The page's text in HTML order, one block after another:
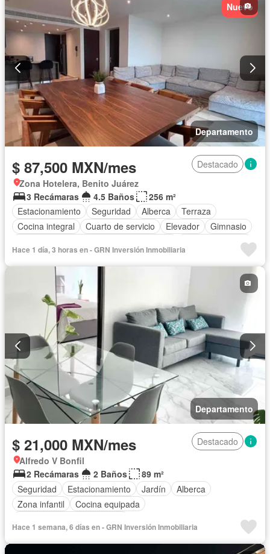
Nuevo
Departamento
$ 87,500 MXN/mes
Destacado
Zona Hotelera, Benito Juárez
3 Recámaras
4.5 Baños
256 m²
Estacionamiento
Seguridad Alberca
Terraza
Cocina integral
Cuarto de servicio Elevador
Gimnasio
Cocina equipada
Zona infantil
Sala polivalente
Internet
Aire acondicionado
Despacho
Caseta de vigilancia
Completamente amueblado
Hace 1 día, 3 horas en - GRN Inversión Inmobiliaria
Departamento
$ 21,000 MXN/mes
Destacado
Alfredo V Bonfil
2 Recámaras
2 Baños
89 m²
Seguridad
Estacionamiento Jardín
Alberca
Zona infantil
Cocina equipada
Hace 1 semana, 6 días en - GRN Inversión Inmobiliaria